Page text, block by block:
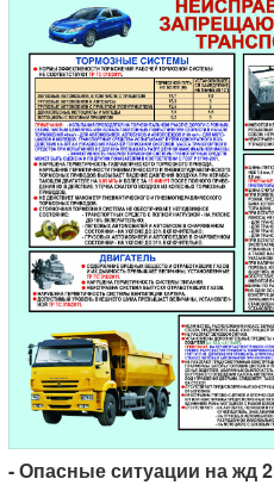
- Опасные ситуации на жд 2